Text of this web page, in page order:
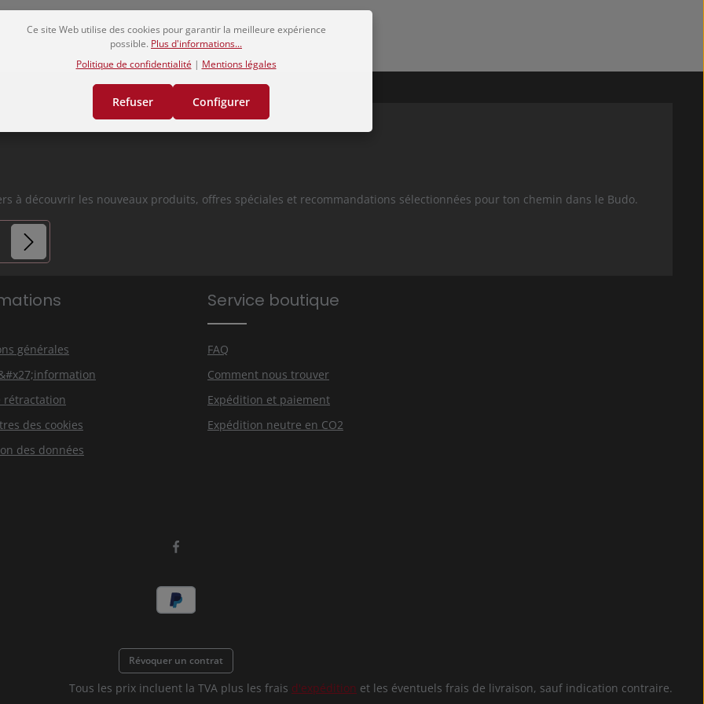
souhaitée ou utilisez les boutons pour augmenter ou diminuer la quantité.
Quantité de produit : Entrez la quantité souhaitée ou
à découvrir les nouveaux produits, offres spéciales et recommandations sélectionnées pour ton chemin dans le Budo.
avez lu
générales
rétractation
des cookies
des données
Service boutique
FAQ
Comment nous trouver
Expédition et paiement
Expédition neutre en CO2
Révoquer un contrat
Tous les prix incluent la TVA plus les frais d'expédition et les éventuels frais de livraison, sauf indication contraire.
Ce site Web utilise des cookies pour garantir la meilleure expérience
possible. Plus d'informations...
Politique de confidentialité | Mentions légales
Refuser Configurer